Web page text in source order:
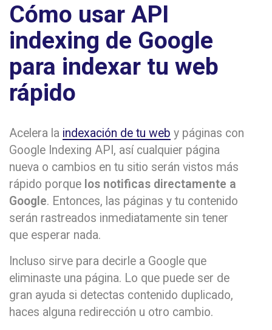
Cómo usar API
indexing de Google
para indexar tu web
rápido
Acelera la indexación de tu web y páginas con
Google Indexing API, así cualquier página
nueva o cambios en tu sitio serán vistos más
rápido porque los notificas directamente a
Google. Entonces, las páginas y tu contenido
serán rastreados inmediatamente sin tener
que esperar nada.
Incluso sirve para decirle a Google que
eliminaste una página. Lo que puede ser de
gran ayuda si detectas contenido duplicado,
haces alguna redirección u otro cambio.